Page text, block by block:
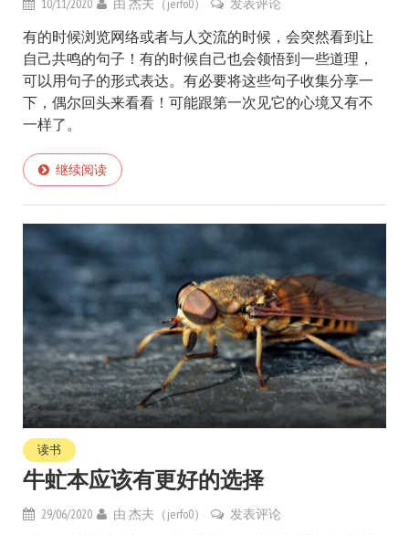
10/11/2020 由 杰夫（jerfo0） 发表评论
有的时候浏览网络或者与人交流的时候，会突然看到让
自己共鸣的句子！有的时候自己也会领悟到一些道理，
可以用句子的形式表达。有必要将这些句子收集分享一
下，偶尔回头来看看！可能跟第一次见它的心境又有不
一样了。
继续阅读
读书
牛虻本应该有更好的选择
29/06/2020 由 杰夫（jerfo0） 发表评论